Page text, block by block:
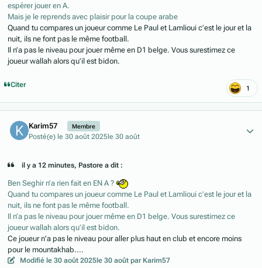
espérer jouer en A.
Mais je le reprends avec plaisir pour la coupe arabe
Quand tu compares un joueur comme Le Paul et Lamlioui c’est le jour et la
nuit, ils ne font pas le même football.
Il n’a pas le niveau pour jouer même en D1 belge. Vous surestimez ce
joueur wallah alors qu’il est bidon.
Citer 1
Karim57 Membre
Posté(e) le 30 août 2025le 30 août
il y a 12 minutes, Pastore a dit :
Ben Seghir n’a rien fait en EN A ?
Quand tu compares un joueur comme Le Paul et Lamlioui c’est le jour et la
nuit, ils ne font pas le même football.
Il n’a pas le niveau pour jouer même en D1 belge. Vous surestimez ce
joueur wallah alors qu’il est bidon.
Ce joueur n'a pas le niveau pour aller plus haut en club et encore moins
pour le mountakhab....
Modifié le 30 août 2025 le 30 août par Karim57